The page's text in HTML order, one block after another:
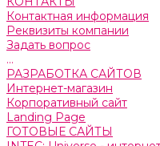
Контактная информация
Реквизиты компании
Задать вопрос
...
РАЗРАБОТКА САЙТОВ
Интернет-магазин
Корпоративный сайт
Landing Page
ГОТОВЫЕ САЙТЫ